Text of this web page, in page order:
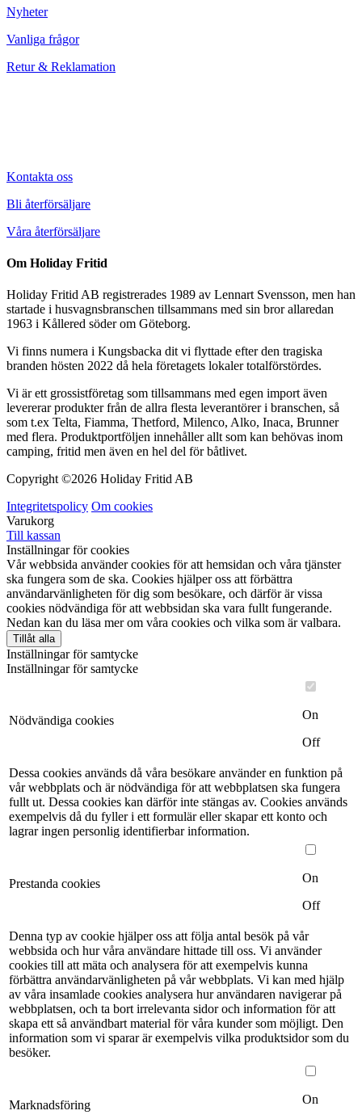
Nyheter
Vanliga frågor
Retur & Reklamation
Kontakta oss
Bli återförsäljare
Våra återförsäljare
Om Holiday Fritid
Holiday Fritid AB registrerades 1989 av Lennart Svensson, men han
startade i husvagnsbranschen tillsammans med sin bror allaredan
1963 i Kållered söder om Göteborg.
Vi finns numera i Kungsbacka dit vi flyttade efter den tragiska
branden hösten 2022 då hela företagets lokaler totalförstördes.
Vi är ett grossistföretag som tillsammans med egen import även
levererar produkter från de allra flesta leverantörer i branschen, så
som t.ex Telta, Fiamma, Thetford, Milenco, Alko, Inaca, Brunner
med flera. Produktportföljen innehåller allt som kan behövas inom
camping, fritid men även en hel del för båtlivet.
Copyright ©2026 Holiday Fritid AB
Integritetspolicy Om cookies
Varukorg
Till kassan
Inställningar för cookies
Vår webbsida använder cookies för att hemsidan och våra tjänster
ska fungera som de ska. Cookies hjälper oss att förbättra
användarvänligheten för dig som besökare, och därför är vissa
cookies nödvändiga för att webbsidan ska vara fullt fungerande.
Nedan kan du läsa mer om våra cookies och vilka som är valbara.
Tillåt alla
Inställningar för samtycke
Inställningar för samtycke
Nödvändiga cookies
On
Off
Dessa cookies används då våra besökare använder en funktion på
vår webbplats och är nödvändiga för att webbplatsen ska fungera
fullt ut. Dessa cookies kan därför inte stängas av. Cookies används
exempelvis då du fyller i ett formulär eller skapar ett konto och
lagrar ingen personlig identifierbar information.
Prestanda cookies
On
Off
Denna typ av cookie hjälper oss att följa antal besök på vår
webbsida och hur våra användare hittade till oss. Vi använder
cookies till att mäta och analysera för att exempelvis kunna
förbättra användarvänligheten på vår webbplats. Vi kan med hjälp
av våra insamlade cookies analysera hur användaren navigerar på
webbplatsen, och ta bort irrelevanta sidor och information för att
skapa ett så användbart material för våra kunder som möjligt. Den
information som vi sparar är exempelvis vilka produktsidor som du
besöker.
Marknadsföring
On